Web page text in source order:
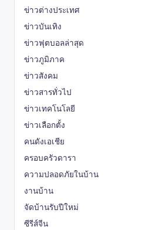
ข่าวต่างประเทศ
ข่าวบันเทิง
ข่าวฟุตบอลล่าสุด
ข่าวภูมิภาค
ข่าวสังคม
ข่าวสารทั่วไป
ข่าวเทคโนโลยี
ข่าวเลือกตั้ง
คนดังเอเชีย
ครอบครัวดารา
ความปลอดภัยในบ้าน
งานบ้าน
จัดบ้านรับปีใหม่
ซีรีส์จีน